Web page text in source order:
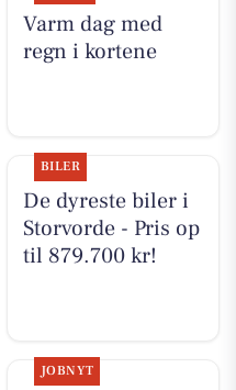
Varm dag med
regn i kortene
BILER
De dyreste biler i
Storvorde - Pris op
til 879.700 kr!
JOBNYT